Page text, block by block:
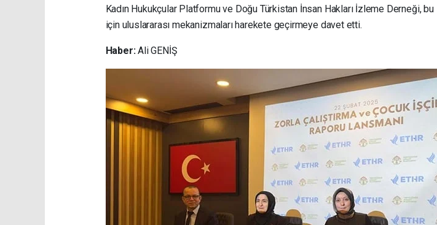
Kadın Hukukçular Platformu ve Doğu Türkistan İnsan Hakları İzleme Derneği,
için uluslararası mekanizmaları harekete geçirmeye davet etti.
Haber:Ali GENİŞ